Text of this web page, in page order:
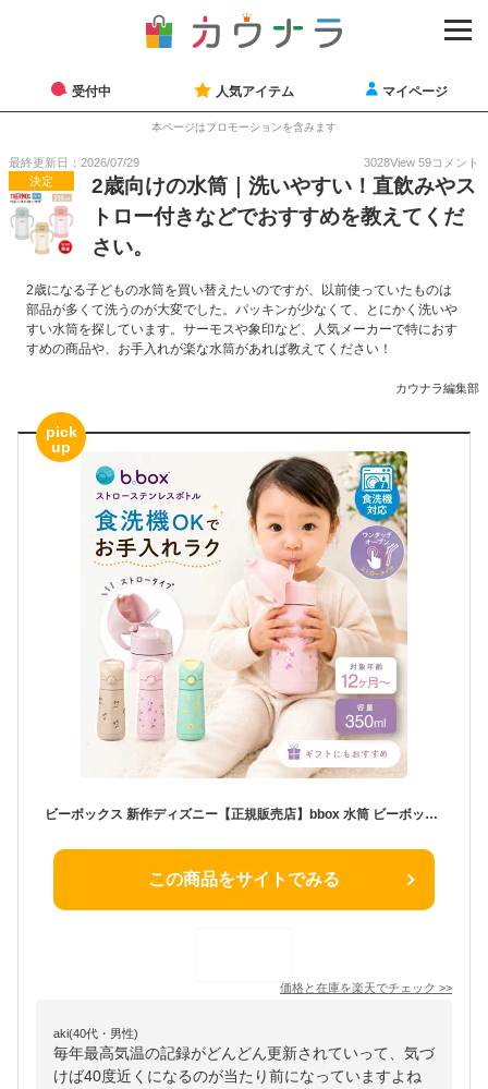
受付中 人気アイテム マイページ
本ページはプロモーションを含みます
最終更新日：2026/07/29 3028View 59コメント
決定
2歳向けの水筒｜洗いやすい！直飲みやス
トロー付きなどでおすすめを教えてくだ
さい。
2歳になる子どもの水筒を買い替えたいのですが、以前使っていたものは
部品が多くて洗うのが大変でした。パッキンが少なくて、とにかく洗いや
すい水筒を探しています。サーモスや象印など、人気メーカーで特におす
すめの商品や、お手入れが楽な水筒があれば教えてください！
カウナラ編集部
pick
up
ビーボックス 新作ディズニー【正規販売店】bbox 水筒 ビーボックス ステンレス水筒 ストロータイプ ストローボトル 350ml 保冷 保温 食洗機対応 子供 キッズ 1歳 2歳 3歳 保育園 幼稚園 入園準備 マイボトル 魔法瓶 b.box 本体 OP:ストロートップ 肩がけ ギフト プレゼント
この商品をサイトでみる
価格と在庫を楽天でチェック >>
aki(40代・男性)
毎年最高気温の記録がどんどん更新されていって、気づ
けば40度近くになるのが当たり前になっていますよね